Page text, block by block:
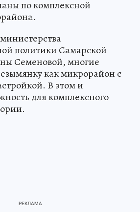
по комплексной
политики Самарской
Семеновой, многие
как микрорайон с
В этом и
для комплексного